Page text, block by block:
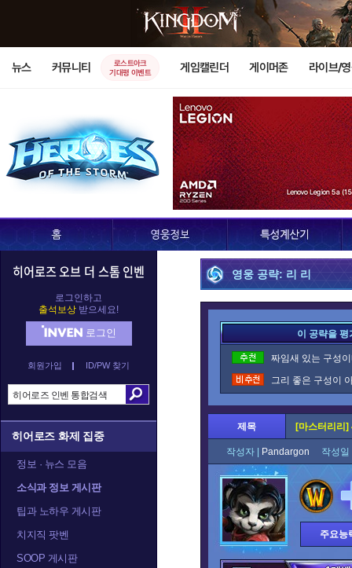
뉴스 커뮤니티
로스트아크
기대평 이벤트
게임캘린더 게이머존 라이브/
히어로즈 오브 더 스톰 인벤
로그인하고
출석보상 받으세요!
로그인
회원가입 ID/PW 찾기
히어로즈 화제 집중
정보 · 뉴스 모음
소식과 정보 게시판
팁과 노하우 게시판
치지직 팟벤
SOOP 게시판
영웅 공략: 리 리
이 공략을
짜임새 있는 구성
그리 좋은 구성이
제목 [마스터리리]
작성자 | Pandargon 작성
주요능